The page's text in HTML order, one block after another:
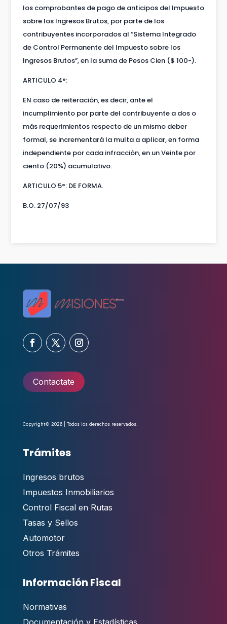
los comprobantes de pago de anticipos del Impuesto
sobre los Ingresos Brutos, por parte de los
contribuyentes incorporados al “Sistema Integrado
de Control Permanente del Impuesto sobre los
Ingresos Brutos”, en la suma de Pesos Cien ($ 100-).
ARTICULO 4°:
EN caso de reiteración, es decir, ante el
incumplimiento por parte del contribuyente a dos o
más requerimientos respecto de un mismo deber
formal, se incrementará la multa a aplicar, en forma
independiente por cada infracción, en un Veinte por
ciento (20%) acumulativo.
ARTICULO 5°: DE FORMA.
B.O. 27/07/93
Contactate
Copyright© 2026 | Todos los derechos reservados.
Trámites
Ingresos brutos
Impuestos Inmobiliarios
Control Fiscal en Rutas
Tasas y Sellos
Automotor
Otros Trámites
Información Fiscal
Normativas
Documentación y Estadísticas